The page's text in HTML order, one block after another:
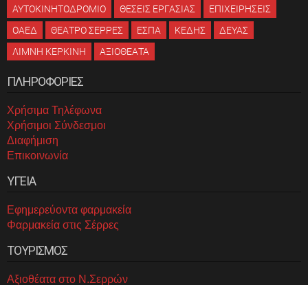
ΑΥΤΟΚΙΝΗΤΟΔΡΟΜΙΟ
ΘΕΣΕΙΣ ΕΡΓΑΣΙΑΣ
ΕΠΙΧΕΙΡΗΣΕΙΣ
ΟΑΕΔ
ΘΕΑΤΡΟ ΣΕΡΡΕΣ ΕΣΠΑ ΚΕΔΗΣ
ΔΕΥΑΣ
ΛΙΜΝΗ ΚΕΡΚΙΝΗ
ΑΞΙΟΘΕΑΤΑ
ΠΛΗΡΟΦΟΡΙΕΣ
Χρήσιμα Τηλέφωνα
Χρήσιμοι Σύνδεσμοι
Διαφήμιση
Επικοινωνία
ΥΓΕΙΑ
Εφημερεύοντα φαρμακεία
Φαρμακεία στις Σέρρες
ΤΟΥΡΙΣΜΟΣ
Αξιοθέατα στο Ν.Σερρών